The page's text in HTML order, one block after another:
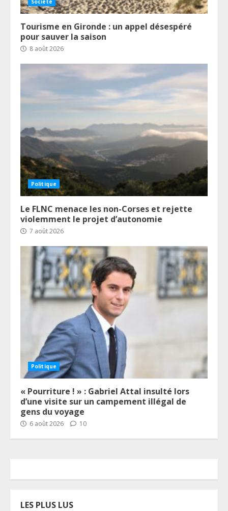
Société
Tourisme en Gironde : un appel désespéré
pour sauver la saison
8 août 2026
Politique
Le FLNC menace les non-Corses et rejette
violemment le projet d’autonomie
7 août 2026
Politique
« Pourriture ! » : Gabriel Attal insulté lors
d’une visite sur un campement illégal de
gens du voyage
6 août 2026 10
LES PLUS LUS